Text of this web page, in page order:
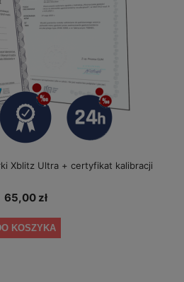
Xblitz Ultra + certyfikat kalibracji
65,00 zł
KOSZYKA